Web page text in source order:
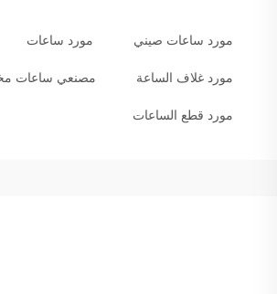
مورد ساعات صيني مورد ساعات
مورد غلاف الساعة مصنعي ساعات
مورد قطع الساعات